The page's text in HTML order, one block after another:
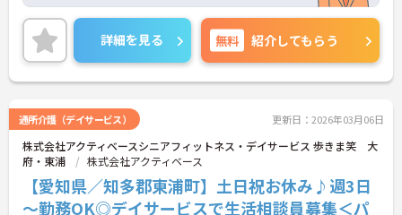
ご興味ある方には、面接対策ポイントなど、さらに
詳細をお話しいたしますのでお気軽にご相談くださ
い。
詳細を見る 無料 紹介してもらう
通所介護（デイサービス） 更新日：2026年03月06日
株式会社アクティベースシニアフィットネス・デイサービス 歩きま笑 大
府・東浦
株式会社アクティベース
【愛知県／知多郡東浦町】土日祝お休み♪週3日
～勤務OK◎デイサービスで生活相談員募集＜パ